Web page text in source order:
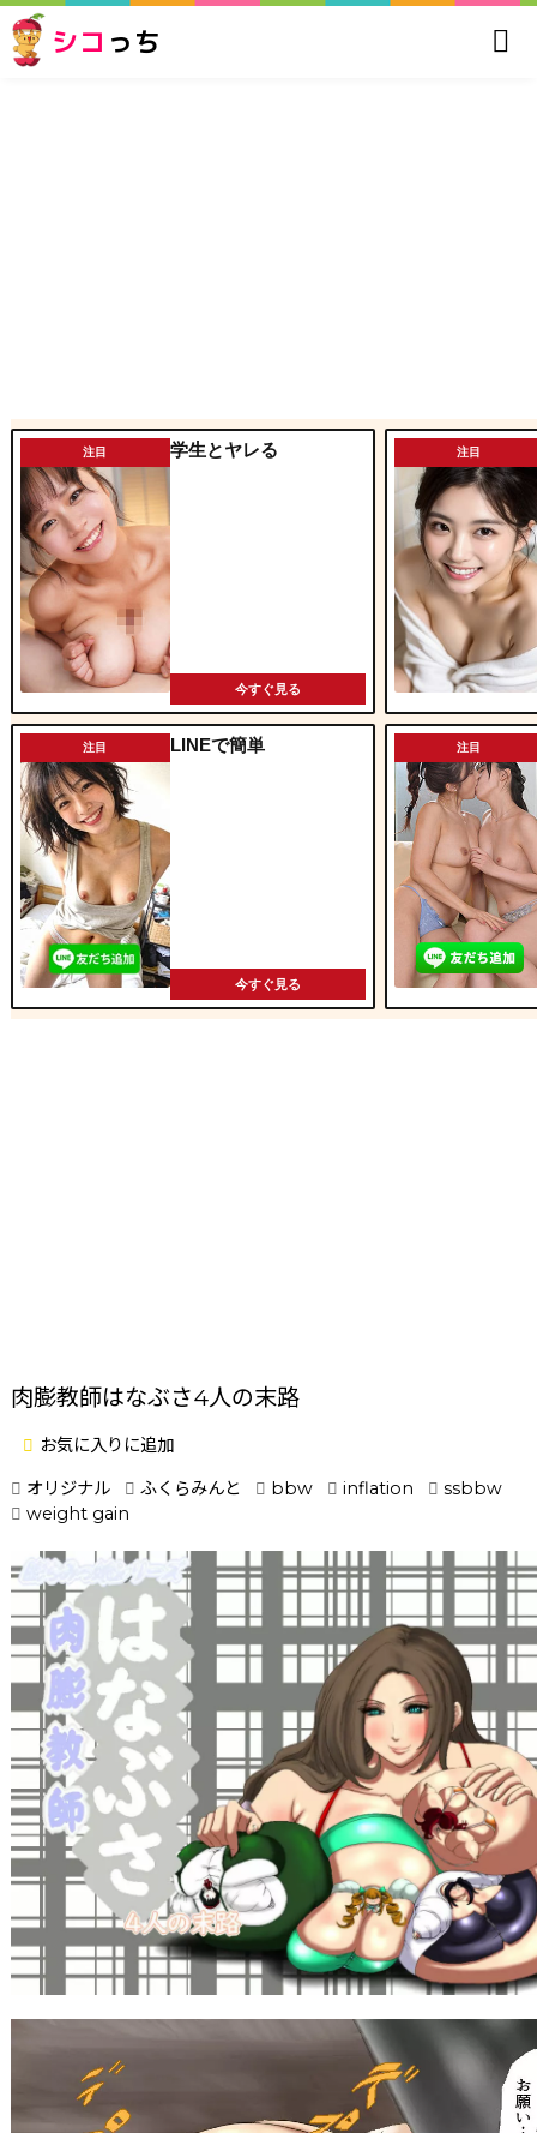
シコ っち
注目 学生とヤレる
今すぐ見る
注目 LINEで簡単
今すぐ見る
注目
注目
肉膨教師はなぶさ4人の末路
お気に入りに追加
オリジナル
ふくらみんと bbw inflation
ssbbw
weight gain